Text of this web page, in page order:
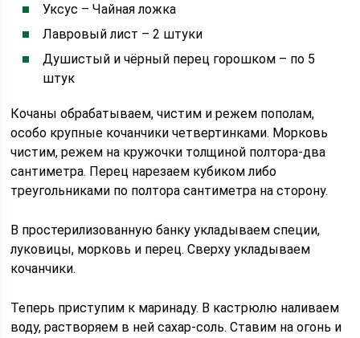
Уксус – Чайная ложка
Лавровый лист – 2 штуки
Душистый и чёрный перец горошком – по 5
штук
Кочаны обрабатываем, чистим и режем пополам,
особо крупные кочанчики четвертинками. Морковь
чистим, режем на кружочки толщиной полтора-два
сантиметра. Перец нарезаем кубиком либо
треугольниками по полтора сантиметра на сторону.
В простерилизованную банку укладываем специи,
луковицы, морковь и перец. Сверху укладываем
кочанчики.
Теперь приступим к маринаду. В кастрюлю наливаем
воду, растворяем в ней сахар-соль. Ставим на огонь и